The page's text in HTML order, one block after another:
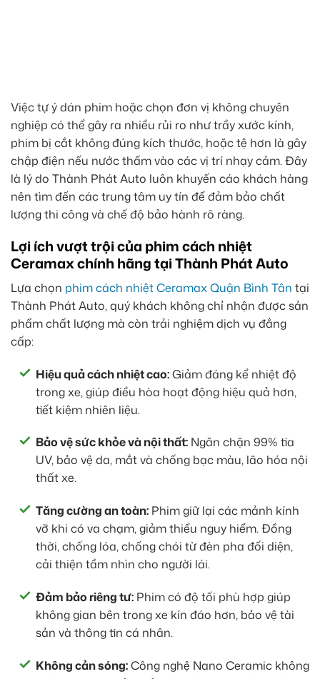
Việc tự ý dán phim hoặc chọn đơn vị không chuyên
nghiệp có thể gây ra nhiều rủi ro như trầy xước kính,
phim bị cắt không đúng kích thước, hoặc tệ hơn là gây
chập điện nếu nước thấm vào các vị trí nhạy cảm. Đây
là lý do Thành Phát Auto luôn khuyến cáo khách hàng
nên tìm đến các trung tâm uy tín để đảm bảo chất
lượng thi công và chế độ bảo hành rõ ràng.
Lợi ích vượt trội của phim cách nhiệt
Ceramax chính hãng tại Thành Phát Auto
Lựa chọn phim cách nhiệt Ceramax Quận Bình Tân tại
Thành Phát Auto, quý khách không chỉ nhận được sản
phẩm chất lượng mà còn trải nghiệm dịch vụ đẳng
cấp:
Hiệu quả cách nhiệt cao:Giảm đáng kể nhiệt độ
trong xe, giúp điều hòa hoạt động hiệu quả hơn,
tiết kiệm nhiên liệu.
Bảo vệ sức khỏe và nội thất: Ngăn chặn 99% tia
UV, bảo vệ da, mắt và chống bạc màu, lão hóa nội
thất xe.
Tăng cường an toàn: Phim giữ lại các mảnh kính
vỡ khi có va chạm, giảm thiểu nguy hiểm. Đồng
thời, chống lóa, chống chói từ đèn pha đối diện,
cải thiện tầm nhìn cho người lái.
Đảm bảo riêng tư: Phim có độ tối phù hợp giúp
không gian bên trong xe kín đáo hơn, bảo vệ tài
sản và thông tin cá nhân.
Không cản sóng:Công nghệ Nano Ceramic không